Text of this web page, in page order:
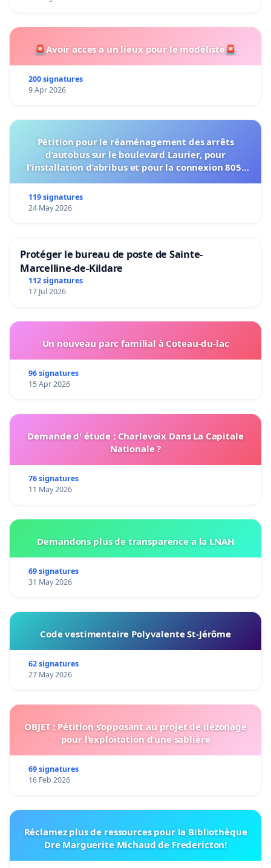
🚨Avoir acces a un lieux pour le modéliste🚨
200 signatures
9 Apr 2026
Pétition pour le réaménagement des arrêts
d’autobus sur le boulevard Laurier, pour
l’installation d’abribus et pour la connexion 805-
119 signatures
24 May 2026
Protéger le bureau de poste de Sainte-
Marcelline-de-Kildare
112 signatures
17 Jul 2026
Un nouveau parc familial à Coteau-du-lac
96 signatures
15 Apr 2026
Demande d' étude : Charlevoix Dans La Capitale
Nationale ?
76 signatures
11 May 2026
Demandons plus de transparence a la LNAH
69 signatures
31 May 2026
Code vestimentaire Polyvalente St-Jérôme
62 signatures
27 May 2026
OBJET : Pétition s’opposant au projet de dézonage
pour l’exploitation d’une sablière
69 signatures
16 Feb 2026
Réclamez plus de ressources pour la Bibliothèque
Dre Marguerite Michaud de Fredericton!